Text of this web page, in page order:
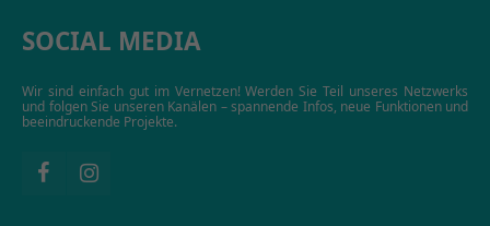
SOCIAL MEDIA
Wir sind einfach gut im Vernetzen! Werden Sie Teil unseres Netzwerks
und folgen Sie unseren Kanälen – spannende Infos, neue Funktionen und
beeindruckende Projekte.